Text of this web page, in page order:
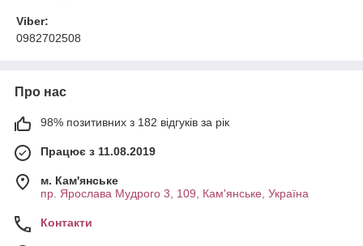
Viber:
0982702508
Про нас
98% позитивних з 182 відгуків за рік
Працює з 11.08.2019
м. Кам'янське
пр. Ярослава Мудрого 3, 109, Кам'янське, Україна
Контакти